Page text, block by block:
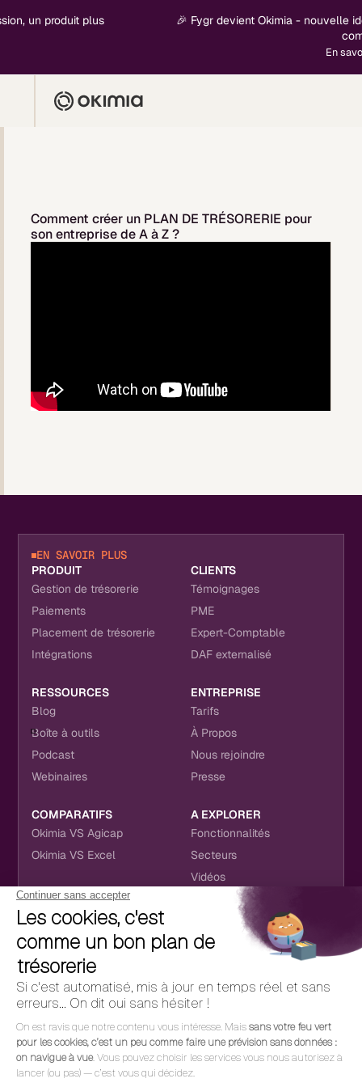
un produit plus
🎉 Fygr devient Okimia - nouvelle
En
Comment créer un PLAN DE TRÉSORERIE pour
son entreprise de A à Z ?
EN SAVOIR PLUS
PRODUIT
Gestion de trésorerie
Paiements
Placement de trésorerie
Intégrations
CLIENTS
Témoignages
PME
Expert-Comptable
DAF externalisé
RESSOURCES
Blog
Boîte à outils
Podcast
Webinaires
ENTREPRISE
Tarifs
À Propos
Nous rejoindre
Presse
COMPARATIFS
Okimia VS Agicap
Okimia VS Excel
A EXPLORER
Fonctionnalités
Secteurs
Vidéos
NOUS RETROUVER
CONTACT
hello@okimia.com
01 76 50 33 88
RÉSEAUX SOCIAUX
Youtube
Instagram